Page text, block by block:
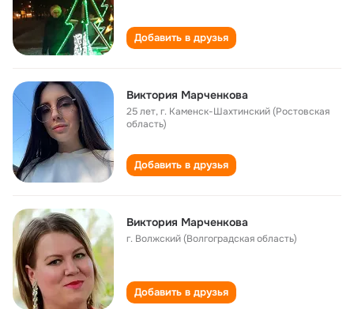
Добавить в друзья
Виктория Марченкова
25 лет,г. Каменск-Шахтинский (Ростовская
область)
Добавить в друзья
Виктория Марченкова
г. Волжский (Волгоградская область)
Добавить в друзья